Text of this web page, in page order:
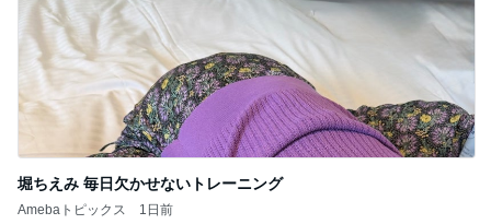
堀ちえみ 毎日欠かせないトレーニング
Amebaトピックス 1日前